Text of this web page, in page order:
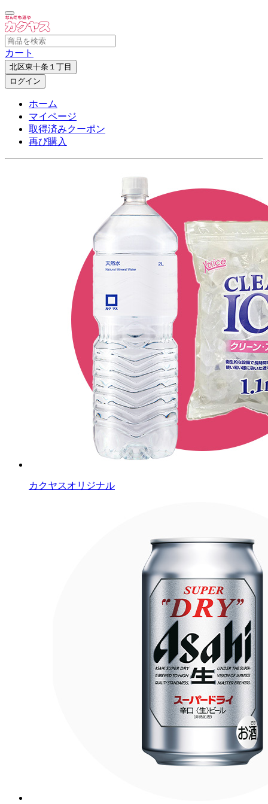
カート
北区東十条１丁目
ログイン
ホーム
マイページ
取得済みクーポン
再び購入
カクヤスオリジナル